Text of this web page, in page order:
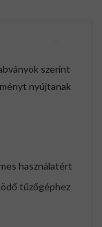
szerint
nyújtanak
használatért
tűzőgéphez